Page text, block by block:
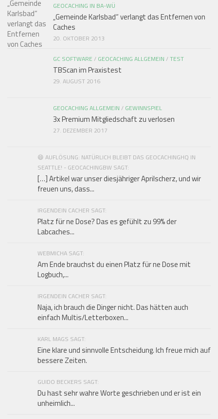
GEOCACHING IN BA-WÜ
„Gemeinde Karlsbad“ verlangt das Entfernen von
Caches
20. OKTOBER 2013
GC SOFTWARE / GEOCACHING ALLGEMEIN /TEST
TBScan im Praxistest
29. AUGUST 2016
GEOCACHING ALLGEMEIN / GEWINNSPIEL
3x Premium Mitgliedschaft zu verlosen
27. DEZEMBER 2017
😄 AUFLÖSUNG: NATÜRLICH BLEIBT DAS GEOCACHINGHQ IN
SEATTLE! - GEOCACHINGBW SAGT:
[…] Artikel war unser diesjähriger Aprilscherz, und wir
freuen uns, dass...
IRGENDEIN CACHER SAGT:
Platz für ne Dose? Das es gefühlt zu 99% der
Labcaches...
WEBMICHA SAGT:
Am Ende brauchst du einen Platz für ne Dose mit
Logbuch,...
IRGENDEIN CACHER SAGT:
Naja, ich brauch die Dinger nicht. Das hätten auch
einfach Multis/Letterboxen...
KARL MAGS SAGT:
Eine klare und sinnvolle Entscheidung. Ich freue mich auf
bessere Zeiten.
GUIDO BECKERS SAGT:
Du hast sehr wahre Worte geschrieben und er ist ein
unheimlich...